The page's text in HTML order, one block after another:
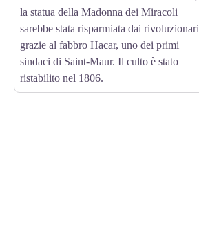
la statua della Madonna dei Miracoli
sarebbe stata risparmiata dai rivoluzionari
grazie al fabbro Hacar, uno dei primi
sindaci di Saint-Maur. Il culto è stato
ristabilito nel 1806.